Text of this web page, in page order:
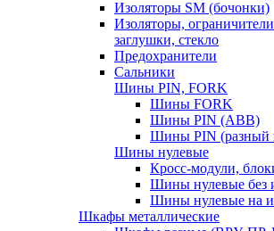
Изоляторы SM (бочонки)
Изоляторы,
заглушки, стекло
Предохранители
Сальники
Шины PIN, FORK
Шины FORK
Шины PIN (АВВ)
Шины PIN (разный
Шины нулевые
Кросс-модули,
Шины нулевые без
Шины нулевые на
Шкафы металлические